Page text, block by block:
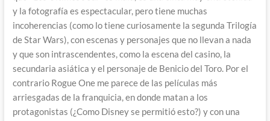
y la fotografía es espectacular, pero tiene muchas
incoherencias (como lo tiene curiosamente la segunda Trilogía
de Star Wars), con escenas y personajes que no llevan a nada
y que son intrascendentes, como la escena del casino, la
secundaria asiática y el personaje de Benicio del Toro. Por el
contrario Rogue One me parece de las películas más
arriesgadas de la franquicia, en donde matan a los
protagonistas (¿Como Disney se permitió esto?) y con una